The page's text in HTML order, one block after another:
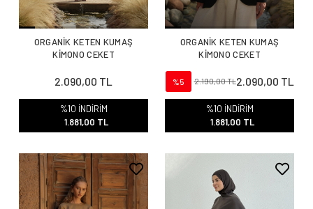
ORGANİK KETEN KUMAŞ
KİMONO CEKET
2.090,00 TL
%10 İNDİRİM
1.881,00 TL
ORGANİK KETEN KUMAŞ
KİMONO CEKET
%5 2.190,00 TL2.090,00 TL
%10 İNDİRİM
1.881,00 TL